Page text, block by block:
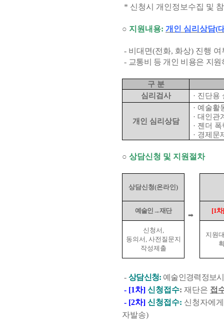
* 신청시 개인정보수집 및
○ 지원내용: 개인 심리상담(
- 비대면(전화, 화상) 진행 여
- 교통비 등 개인 비용은 지
구 분
심리검사
· 진단용
개인 심리상담
· 예술활
· 대인관
· 젠더 폭
· 경제문
○ 상담신청 및 지원절차
상담신청(온라인)
➡
예술인→재단 [1차]
신청서
동의서, 사전질문지
작성제출
지원
- 상담신청: 예술인경력정보
- [1차] 신청접수: 재단은 접
- [2차] 신청접수: 신청자에게
자발송)